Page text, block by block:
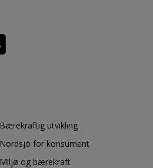
Bærekraftig utvikling
Nordsjö for konsument
Miljø og bærekraft